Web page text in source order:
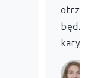
kary